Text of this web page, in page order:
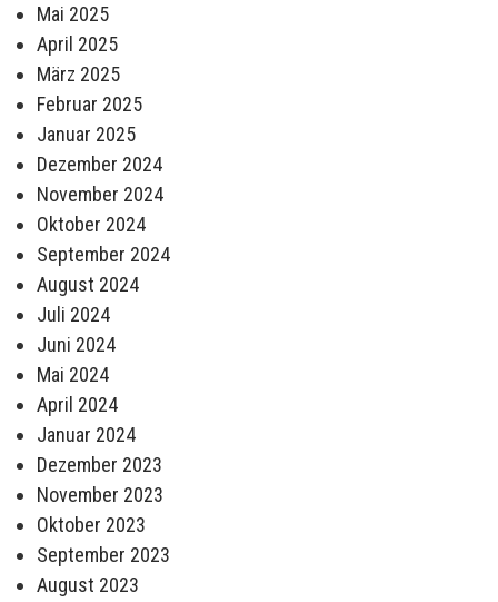
Mai 2025
April 2025
März 2025
Februar 2025
Januar 2025
Dezember 2024
November 2024
Oktober 2024
September 2024
August 2024
Juli 2024
Juni 2024
Mai 2024
April 2024
Januar 2024
Dezember 2023
November 2023
Oktober 2023
September 2023
August 2023